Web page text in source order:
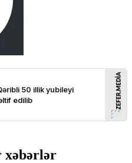
xəbərlər